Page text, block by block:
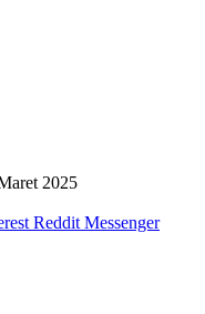
2025
Reddit Messenger